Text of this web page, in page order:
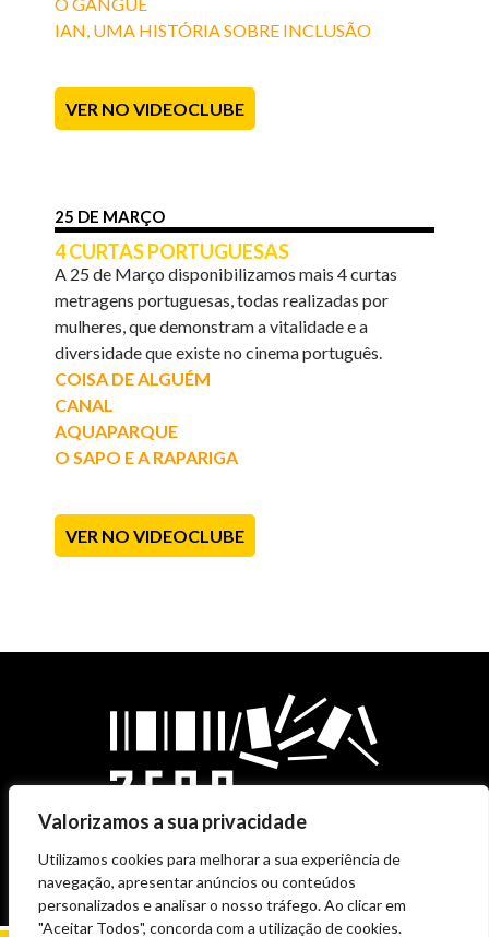
Valorizamos a sua privacidade
Utilizamos cookies para melhorar a sua experiência de
navegação, apresentar anúncios ou conteúdos
personalizados e analisar o nosso tráfego. Ao clicar em
"Aceitar Todos", concorda com a utilização de cookies.
IAN, UMA HISTÓRIA SOBRE INCLUSÃO
VER NO VIDEOCLUBE
25 DE MARÇO
4 CURTAS PORTUGUESAS
A 25 de Março disponibilizamos mais 4 curtas
metragens portuguesas, todas realizadas por
mulheres, que demonstram a vitalidade e a
diversidade que existe no cinema português.
COISA DE ALGUÉM
CANAL
AQUAPARQUE
O SAPO E A RAPARIGA
VER NO VIDEOCLUBE